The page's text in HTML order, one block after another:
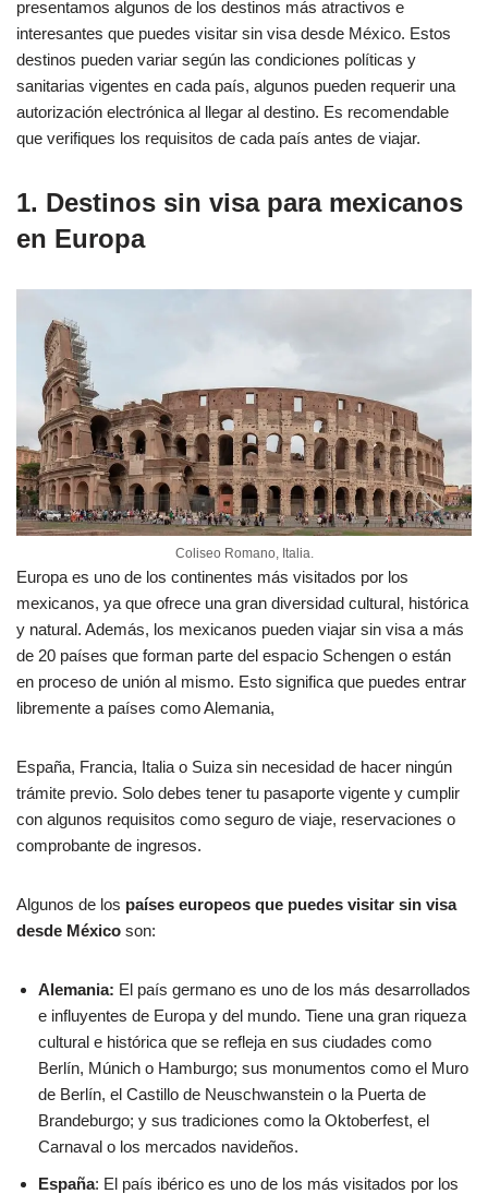
presentamos algunos de los destinos más atractivos e
interesantes que puedes visitar sin visa desde México. Estos
destinos pueden variar según las condiciones políticas y
sanitarias vigentes en cada país, algunos pueden requerir una
autorización electrónica al llegar al destino. Es recomendable
que verifiques los requisitos de cada país antes de viajar.
1. Destinos sin visa para mexicanos
en Europa
Coliseo Romano, Italia.
Europa es uno de los continentes más visitados por los
mexicanos, ya que ofrece una gran diversidad cultural, histórica
y natural. Además, los mexicanos pueden viajar sin visa a más
de 20 países que forman parte del espacio Schengen o están
en proceso de unión al mismo. Esto significa que puedes entrar
libremente a países como Alemania,
España, Francia, Italia o Suiza sin necesidad de hacer ningún
trámite previo. Solo debes tener tu pasaporte vigente y cumplir
con algunos requisitos como seguro de viaje, reservaciones o
comprobante de ingresos.
Algunos de los países europeos que puedes visitar sin visa
desde México son:
Alemania: El país germano es uno de los más desarrollados
e influyentes de Europa y del mundo. Tiene una gran riqueza
cultural e histórica que se refleja en sus ciudades como
Berlín, Múnich o Hamburgo; sus monumentos como el Muro
de Berlín, el Castillo de Neuschwanstein o la Puerta de
Brandeburgo; y sus tradiciones como la Oktoberfest, el
Carnaval o los mercados navideños.
España: El país ibérico es uno de los más visitados por los